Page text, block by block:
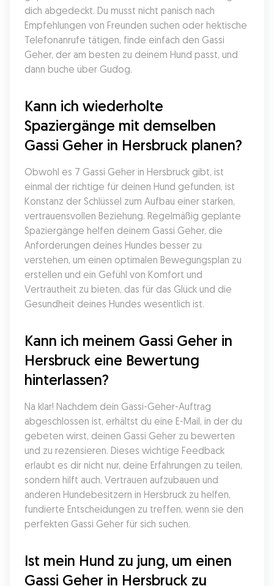
dich abgedeckt. Du musst nicht panisch nach
Empfehlungen von Freunden suchen oder hektische
Telefonanrufe tätigen, finde einfach den Gassi
Geher, der am besten zu deinem Hund passt, und
dann buche über Gudog.
Kann ich wiederholte
Spaziergänge mit demselben
Gassi Geher in Hersbruck planen?
Obwohl es 7 Gassi Geher in Hersbruck gibt, ist
einmal der richtige für deinen Hund gefunden, ist
Konstanz der Schlüssel zum Aufbau einer starken,
vertrauensvollen Beziehung. Regelmäßig geplante
Spaziergänge helfen deinem Gassi Geher, die
Anforderungen deines Hundes besser zu
verstehen, um einen optimalen Bewegungsplan zu
erstellen und ein Gefühl von Komfort und
Vertrautheit zu bieten, das für das Glück und die
Gesundheit deines Hundes wesentlich ist.
Kann ich meinem Gassi Geher in
Hersbruck eine Bewertung
hinterlassen?
Na klar! Nachdem dein Gassi-Geher-Auftrag
abgeschlossen ist, erhältst du eine E-Mail, in der du
gebeten wirst, deinen Gassi Geher zu bewerten
und zu rezensieren. Dieses wichtige Feedback
erlaubt es dir nicht nur, deine Erfahrungen zu teilen,
sondern hilft auch, Vertrauen aufzubauen und
anderen Hundebesitzern in Hersbruck zu helfen,
fundierte Entscheidungen zu treffen, wenn sie den
perfekten Gassi Geher für sich suchen.
Ist mein Hund zu jung, um einen
Gassi Geher in Hersbruck zu